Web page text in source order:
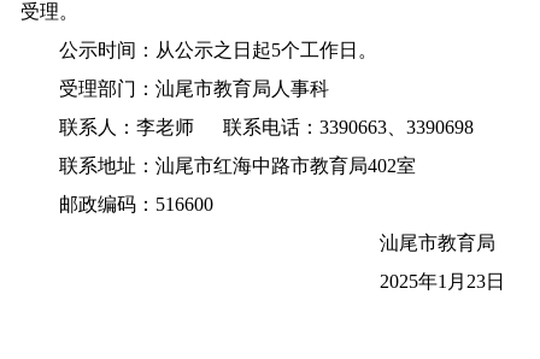
受理。
公示时间：从公示之日起5个工作日。
受理部门：汕尾市教育局人事科
联系人：李老师 联系电话：3390663、3390698
联系地址：汕尾市红海中路市教育局402室
邮政编码：516600
汕尾市教育局
2025年1月23日